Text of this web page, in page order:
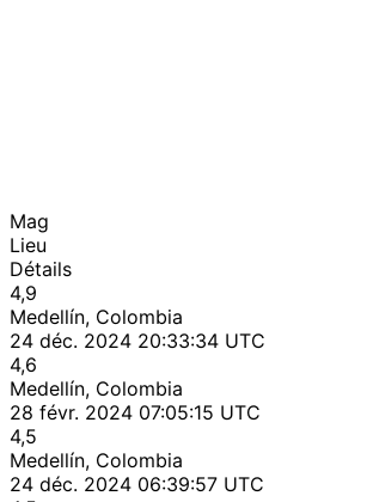
Mag
Lieu
Détails
4,9
Medellín, Colombia
24 déc. 2024 20:33:34 UTC
4,6
Medellín, Colombia
28 févr. 2024 07:05:15 UTC
4,5
Medellín, Colombia
24 déc. 2024 06:39:57 UTC